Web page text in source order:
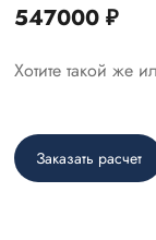
547000 ₽
Хотите такой же
Заказать расчет